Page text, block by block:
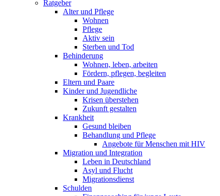
Ratgeber
Alter und Pflege
Wohnen
Pflege
Aktiv sein
Sterben und Tod
Behinderung
Wohnen, leben, arbeiten
Fördern, pflegen, begleiten
Eltern und Paare
Kinder und Jugendliche
Krisen überstehen
Zukunft gestalten
Krankheit
Gesund bleiben
Behandlung und Pflege
Angebote für Menschen mit HIV
Migration und Integration
Leben in Deutschland
Asyl und Flucht
Migrationsdienst
Schulden